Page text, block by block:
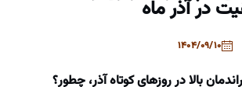
در آذر ماه
1404/09/10
راندمان بالا در روزهای کوتاه آذر، چطور؟